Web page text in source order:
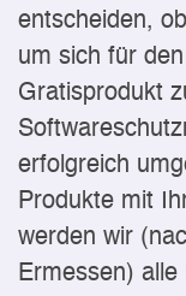
entscheiden,
um sich für
Gratisprodukt
erfolgreich
Produkte mit
werden wir
Ermessen)